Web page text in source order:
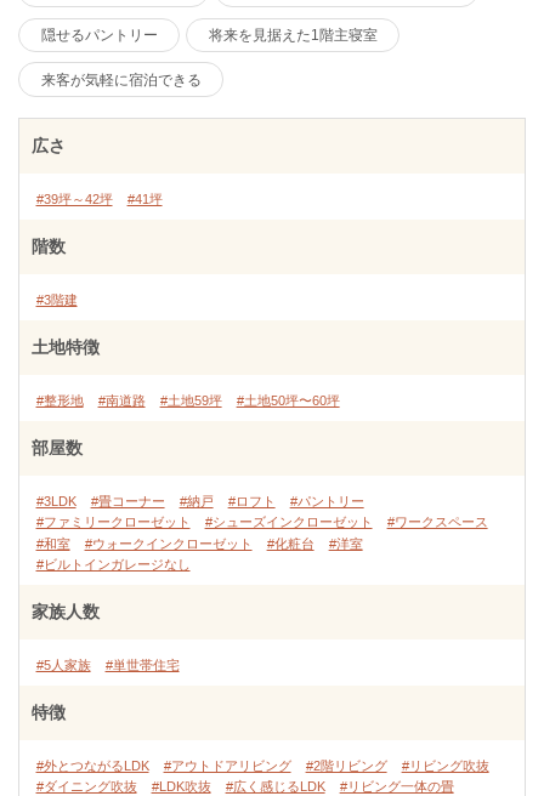
隠せるパントリー 将来を見据えた1階主寝室
来客が気軽に宿泊できる
広さ
#39坪～42坪 #41坪
階数
#3階建
土地特徴
#整形地 #南道路 #土地59坪 #土地50坪〜60坪
部屋数
#3LDK #畳コーナー #納戸 #ロフト
#パントリー
#ファミリークローゼット
#シューズインクローゼット
#ワークスペース
#和室
#ウォークインクローゼット #化粧台
#洋室
#ビルトインガレージなし
家族人数
#5人家族 #単世帯住宅
特徴
#外とつながるLDK #アウトドアリビング #2階リビング
#リビング吹抜
#ダイニング吹抜
#LDK吹抜 #広く感じるLDK
#リビング一体の畳